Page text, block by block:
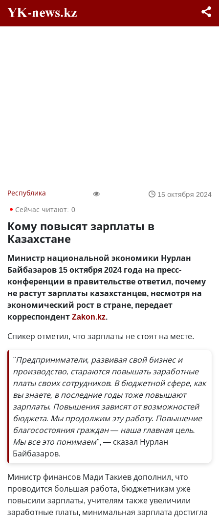
Республика
15 октября 2024
Сейчас читают: 0
Кому повысят зарплаты в
Казахстане
Министр национальной экономики Нурлан
Байбазаров 15 октября 2024 года на пресс-
конференции в правительстве ответил, почему
не растут зарплаты казахстанцев, несмотря на
экономический рост в стране, передает
корреспондентZakon.kz.
Спикер отметил, что зарплаты не стоят на месте.
"Предприниматели, развивая свой бизнес и
производство, стараются повышать заработные
платы своих сотрудников. В бюджетной сфере, как
вы знаете, в последние годы тоже повышают
зарплаты. Повышения зависят от возможностей
бюджета. Мы продолжим эту работу. Повышение
благосостояния граждан — наша главная цель.
Мы все это понимаем", — сказал Нурлан
Байбазаров.
Министр финансов Мади Такиев дополнил, что
проводится большая работа, бюджетникам уже
повысили зарплаты, учителям также увеличили
заработные платы, минимальная зарплата достигла